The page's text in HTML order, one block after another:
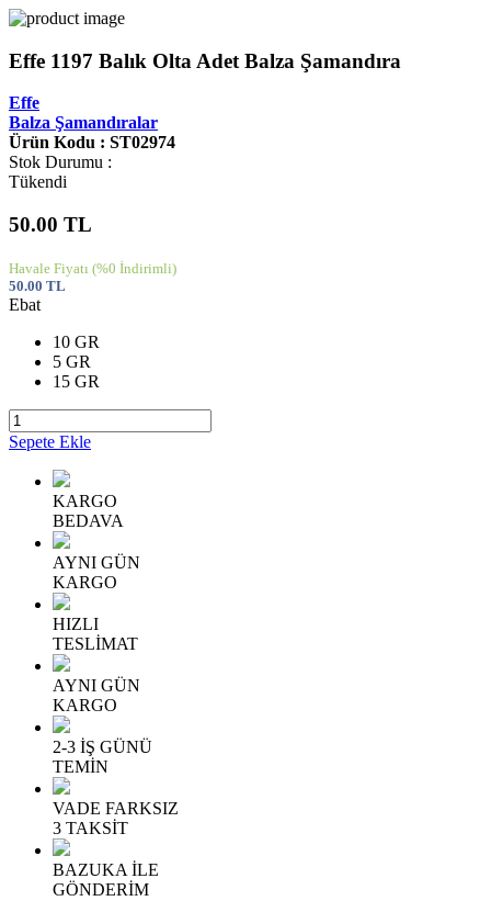
Effe 1197 Balık Olta Adet Balza Şamandıra
Effe
Balza Şamandıralar
Ürün Kodu : ST02974
Stok Durumu :
Tükendi
50.00 TL
Havale Fiyatı (%0 İndirimli)
50.00 TL
Ebat
10 GR
5 GR
15 GR
Sepete Ekle
KARGO
BEDAVA
AYNI GÜN
KARGO
HIZLI
TESLİMAT
AYNI GÜN
KARGO
2-3 İŞ GÜNÜ
TEMİN
VADE FARKSIZ
3 TAKSİT
BAZUKA İLE
GÖNDERİM